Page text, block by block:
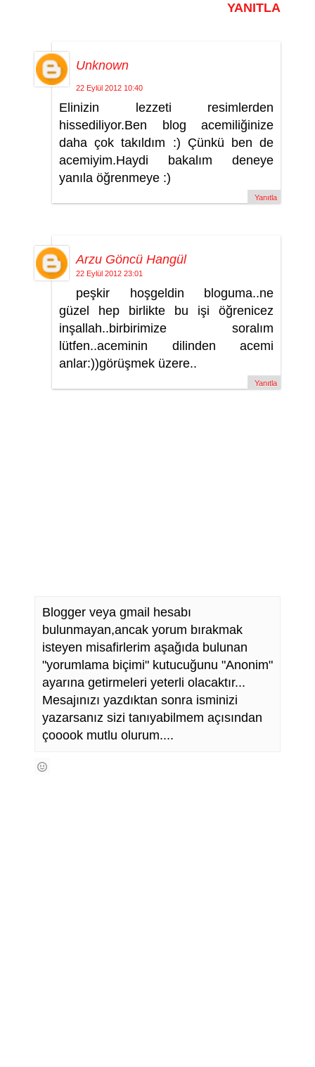
YANITLA
Unknown
22 Eylül 2012 10:40
Elinizin lezzeti resimlerden
hissediliyor.Ben blog acemiliğinize
daha çok takıldım :) Çünkü ben de
acemiyim.Haydi bakalım deneye
yanıla öğrenmeye :)
Yanıtla
Arzu Göncü Hangül
22 Eylül 2012 23:01
peşkir hoşgeldin bloguma..ne
güzel hep birlikte bu işi öğrenicez
inşallah..birbirimize soralım
lütfen..aceminin dilinden acemi
anlar:))görüşmek üzere..
Yanıtla
Blogger veya gmail hesabı
bulunmayan,ancak yorum bırakmak
isteyen misafirlerim aşağıda bulunan
"yorumlama biçimi" kutucuğunu "Anonim"
ayarına getirmeleri yeterli olacaktır...
Mesajınızı yazdıktan sonra isminizi
yazarsanız sizi tanıyabilmem açısından
çooook mutlu olurum....